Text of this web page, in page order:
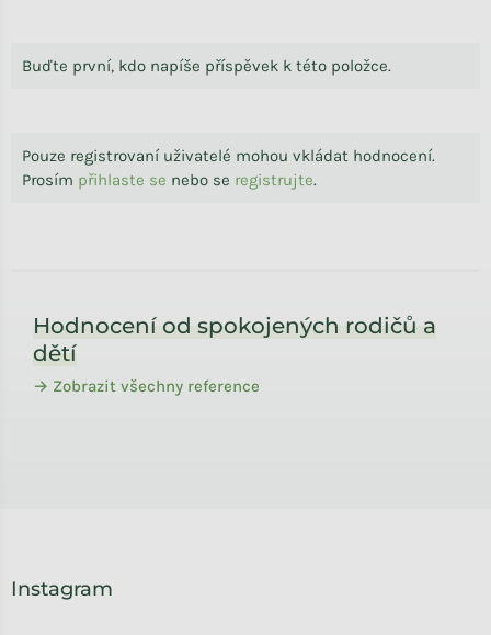
Buďte první, kdo napíše příspěvek k této položce.
Pouze registrovaní uživatelé mohou vkládat hodnocení.
Prosím přihlaste se nebo se registrujte.
Hodnocení od spokojených rodičů a
dětí
→ Zobrazit všechny reference
Instagram